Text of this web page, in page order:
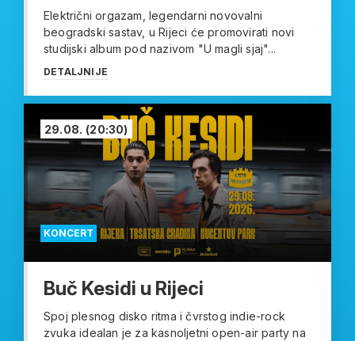
Električni orgazam, legendarni novovalni
beogradski sastav, u Rijeci će promovirati novi
studijski album pod nazivom "U magli sjaj"...
DETALJNIJE
KONCERT
29.08. (20:30)
Buč Kesidi u Rijeci
Spoj plesnog disko ritma i čvrstog indie-rock
zvuka idealan je za kasnoljetni open-air party na